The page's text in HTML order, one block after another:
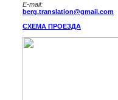
E-mail:
berg.translation@gmail.com
СХЕМА ПРОЕЗДА